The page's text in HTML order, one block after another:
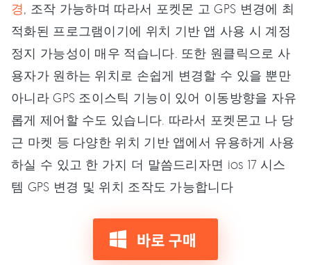
경
, 조작 가능하며 따라서 포켓몬 고 GPS 변경에 최
적화된 프로그램이기에 위치 기반 앱 사용 시 계정
정지 가능성이 매우 적습니다. 또한 원클릭으로 사
용자가 원하는 위치로 손쉽게 변경할 수 있을 뿐만
아니라 GPS 조이스틱 기능이 있어 이동방향을 자유
롭게 제어할 수도 있습니다. 따라서 포켓몬고 나 당
근 마켓 등 다양한 위치 기반 앱에서 유용하게 사용
하실 수 있고 한 가지 더 말씀드리자면 ios 17 시스
템 GPS 변경 및 위치 조작도 가능합니다